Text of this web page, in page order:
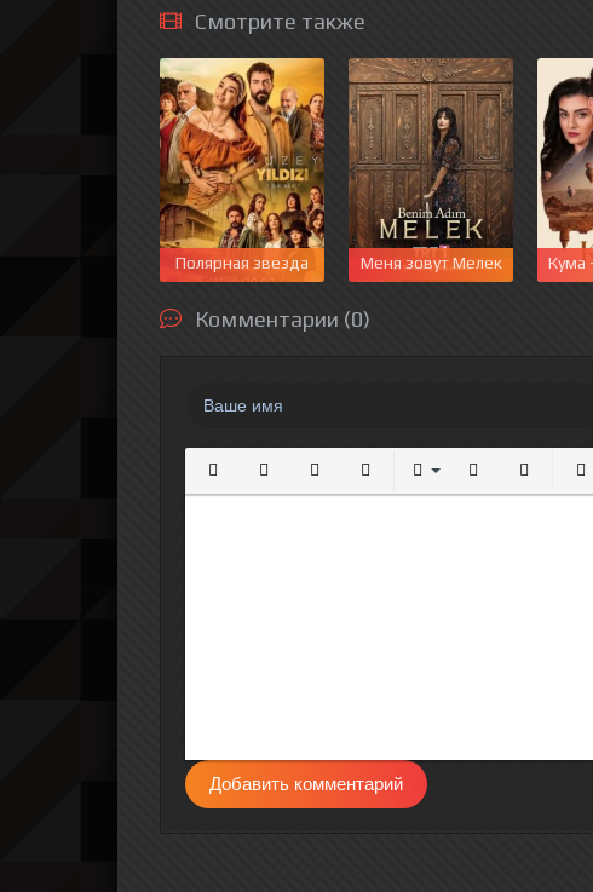
Смотрите также
Полярная звезда Меня зовут Мелек Кума
Комментарии (0)
Полужирный
КурсивПодчеркнутый
ЗачеркнутыйВыравнивание
Нумерованный
Добавить комментарий